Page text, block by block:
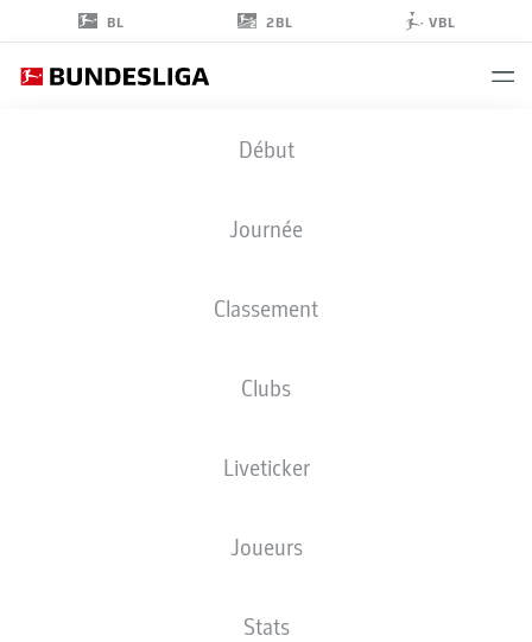
BL 2BL VBL
Début
Journée
Classement
Clubs
Liveticker
Joueurs
Stats